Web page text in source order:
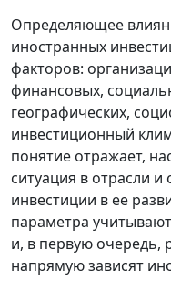
Определяющее
иностранных
факторов:
финансовых,
географических,
инвестиционный
понятие отражает,
ситуация в отрасли
инвестиции в ее
параметра
и, в первую очередь,
напрямую зависят